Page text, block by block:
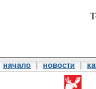
начало новости